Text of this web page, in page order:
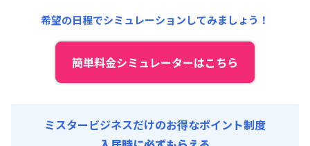
希望の日程でシミュレーションしてみましょう！
簡単料金シミュレーターはこちら
ミスタービジネスだけのお得なポイント制度